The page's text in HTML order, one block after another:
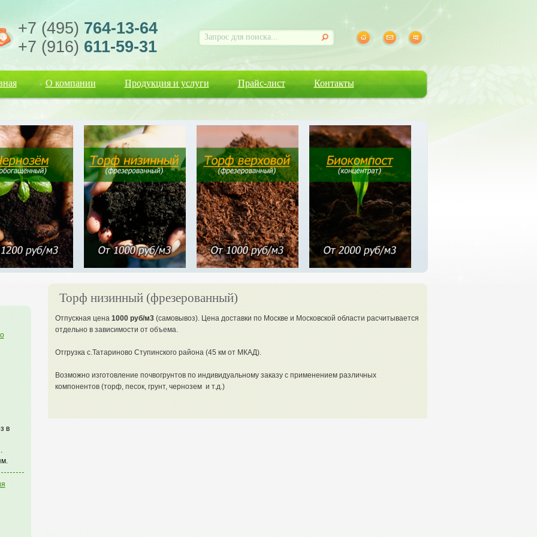
+7 (495) 764-13-64
+7 (916) 611-59-31
О компании Продукция и услуги Прайс-лист Контакты
в
Торф низинный (фрезерованный)
Отпускная цена 1000 руб/м3(самовывоз). Цена доставки по Москве и Московской области расчитывается
отдельно в зависимости от объема.
Отгрузка с.Татариново Ступинского района (45 км от МКАД).
Возможно изготовление почвогрунтов по индивидуальному заказу с применением различных
компонентов (торф, песок, грунт, чернозем и т.д.)